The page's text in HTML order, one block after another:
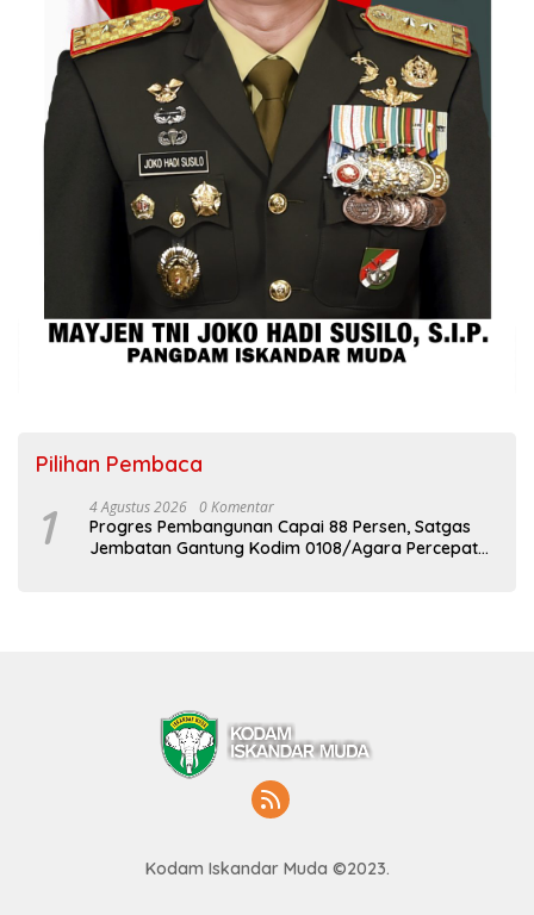
Pilihan Pembaca
1 4 Agustus 2026 0 Komentar
Progres Pembangunan Capai 88 Persen, Satgas
Jembatan Gantung Kodim 0108/Agara Percepat
Kodam Iskandar Muda ©2023.